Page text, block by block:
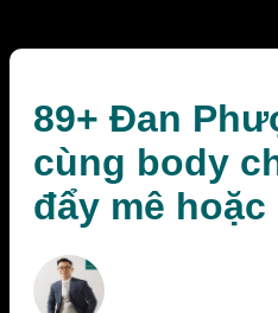
89+ Đan
cùng body
đẩy mê hoặc